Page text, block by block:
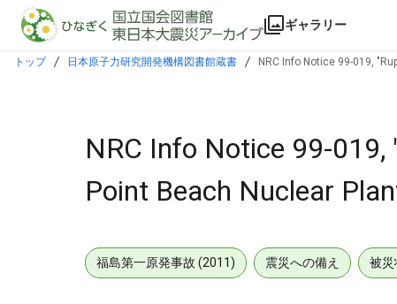
本文に飛ぶ
ギャラリー
トップ 日本原子力研究開発機構図書館蔵書 NRC Info Notice 99-019,
NRC Info Notice 99-019,
Point Beach Nuclear
福島第一原発事故 (2011) 震災への備え 被災